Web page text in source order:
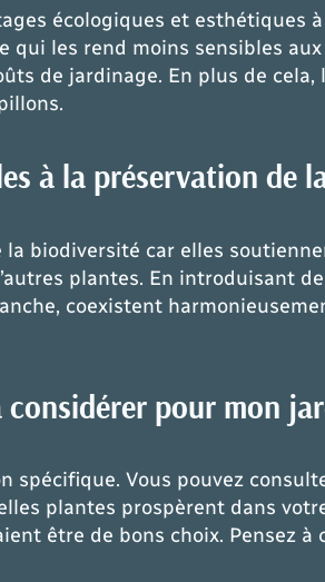
écologiques et esthétiques
les rend moins sensibles
de jardinage. En plus de
à la préservation de
biodiversité car elles
plantes. En introduisant
coexistent
pour mon
Vous pouvez
plantes prospèrent dans
être de bons choix. Pensez